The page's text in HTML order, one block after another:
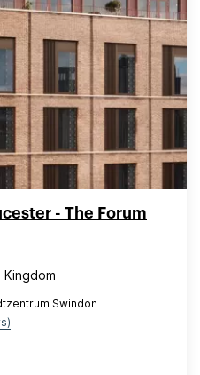
- The Forum
Kingdom
Swindon